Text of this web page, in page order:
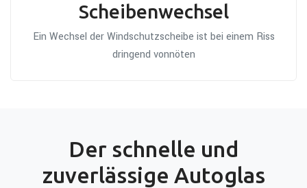
Scheibenwechsel
Ein Wechsel der Windschutzscheibe ist bei einem Riss
dringend vonnöten
Der schnelle und
zuverlässige Autoglas